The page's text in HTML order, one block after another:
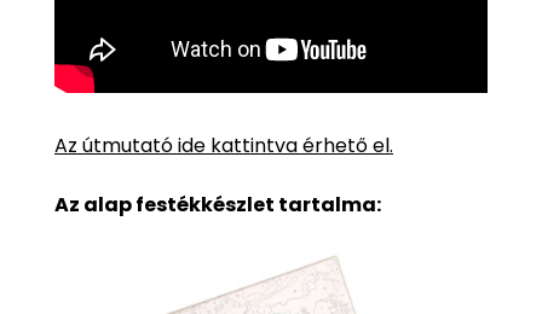
Az útmutató ide kattintva érhető el.
Az alap festékkészlet tartalma: